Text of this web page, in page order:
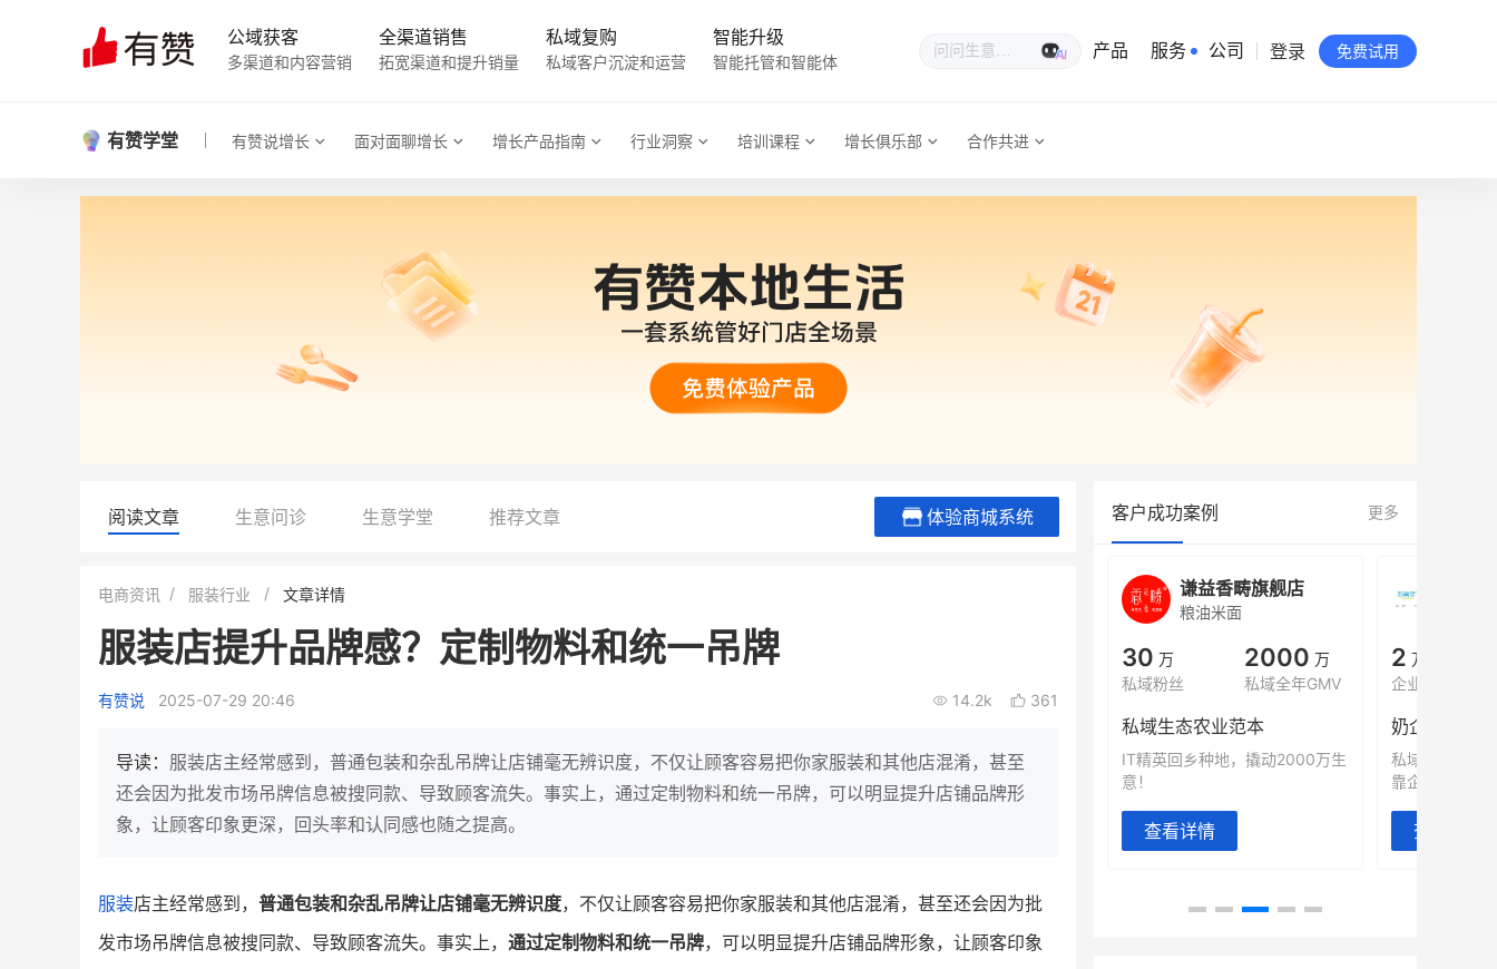
公域获客
多渠道和内容营销
全渠道销售
拓宽渠道和提升销量
私域复购
私域客户沉淀和运营
智能升级
智能托管和智能体
生意专家
产品 服务 公司
有赞公益
站点地图
登录 免费试用
有赞学堂 有赞说增长 面对面聊增长 增长产品指南 行业洞察 培训课程 增长俱乐部 合作共进
阅读文章 生意问诊 生意学堂 推荐文章 体验商城系统
电商资讯 服装行业 文章详情
服装店提升品牌感？定制物料和统一吊牌
有赞说 2025-07-29 20:46 14.2k 361
导读： 服装店主经常感到，普通包装和杂乱吊牌让店铺毫无辨识度，不仅让顾客容易把你家服装和其他店混淆，甚至
还会因为批发市场吊牌信息被搜同款、导致顾客流失。事实上，通过定制物料和统一吊牌，可以明显提升店铺品牌形
象，让顾客印象更深，回头率和认同感也随之提高。
服装店主经常感到， 普通包装和杂乱吊牌让店铺毫无辨识度，不仅让顾客容易把你家服装和其他店混淆，甚至还会因为批
发市场吊牌信息被搜同款、导致顾客流失。事实上， 通过定制物料和统一吊牌，可以明显提升店铺品牌形象，让顾客印象
客户成功案例 更多
白帝牛奶旗舰店
900 万
私域样本打法！新希望白帝乳业
靠企业微信实现销售额翻 8 倍！
查看详情
80% +
7900 万
三只松鼠旗下的网红婴儿辅食品
牌，22天便拿下类目第一
查看详情
母婴
有货源没流量？母婴馆如何破局
他只用7年做到平台销冠，转战私
域如何破局？
这家女装连锁如何借有赞破局新
零售？
谦益香畴旗舰店
粮油米面
30 万
私域粉丝
2000 万
私域全年GMV
私域生态农业范本
IT精英回乡种地，撬动2000万生
意！
查看详情
2 万人
奶企靠企业
私域样本打法
靠企业微信实
查看详情